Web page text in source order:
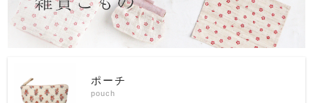
ポーチ
pouch